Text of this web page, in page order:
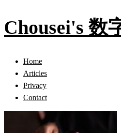
Chousei's 数
Home
Articles
Privacy
Contact